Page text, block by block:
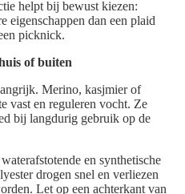
helpt bij bewust kiezen:
eigenschappen dan een plaid
picknick.
of buiten
Merino, kasjmier of
vast en reguleren vocht. Ze
bij langdurig gebruik op de
en synthetische
drogen snel en verliezen
Let op een achterkant van